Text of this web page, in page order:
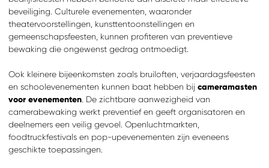
beveiliging. Culturele evenementen, waaronder
theatervoorstellingen, kunsttentoonstellingen en
gemeenschapsfeesten, kunnen profiteren van preventieve
bewaking die ongewenst gedrag ontmoedigt.
Ook kleinere bijeenkomsten zoals bruiloften, verjaardagsfeesten
en schoolevenementen kunnen baat hebben bij cameramasten
voor evenementen . De zichtbare aanwezigheid van
camerabewaking werkt preventief en geeft organisatoren en
deelnemers een veilig gevoel. Openluchtmarkten,
foodtruckfestivals en pop-upevenementen zijn eveneens
geschikte toepassingen.